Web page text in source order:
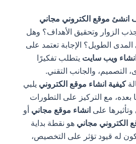
موقع الكتروني مجاني
الزوار وتحقيق الأهداف؟ وهل
الطويل؟ الإجابة تعتمد على
ويب سايتيتطلب تفكيرًا
التصميم، والجانب التقني.
كيفية انشاء موقع الكترونييلبي
2025 وما بعده، مع التركيز على التطورات
على انشاء موقع مجانيأو
مجانيهو نقطة بداية
له قيود تؤثر على التخصيص،